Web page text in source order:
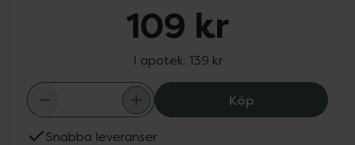
109 kr
I apotek: 139 kr
KöpBabyliss Tangle
Snabba leveranser